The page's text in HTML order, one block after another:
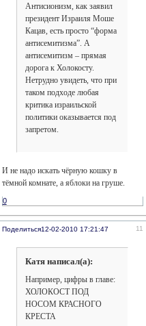
Антисионизм, как заявил
президент Израиля Моше
Кацав, есть просто “форма
антисемитизма”. А
антисемитизм – прямая
дорога к Холокосту.
Нетрудно увидеть, что при
таком подходе любая
критика израильской
политики оказывается под
запретом.
И не надо искать чёрную кошку в
тёмной комнате, а яблоки на груше.
0
Поделиться 11
12-02-2010 17:21:47
Катя написал(а):
Например, цифры в главе:
ХОЛОКОСТ ПОД
НОСОМ КРАСНОГО
КРЕСТА